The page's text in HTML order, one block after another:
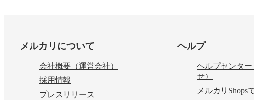
メルカリについて
会社概要（運営会社）
採用情報
プレスリリース
ヘルプ
ヘルプセンタ
せ）
メルカリShops